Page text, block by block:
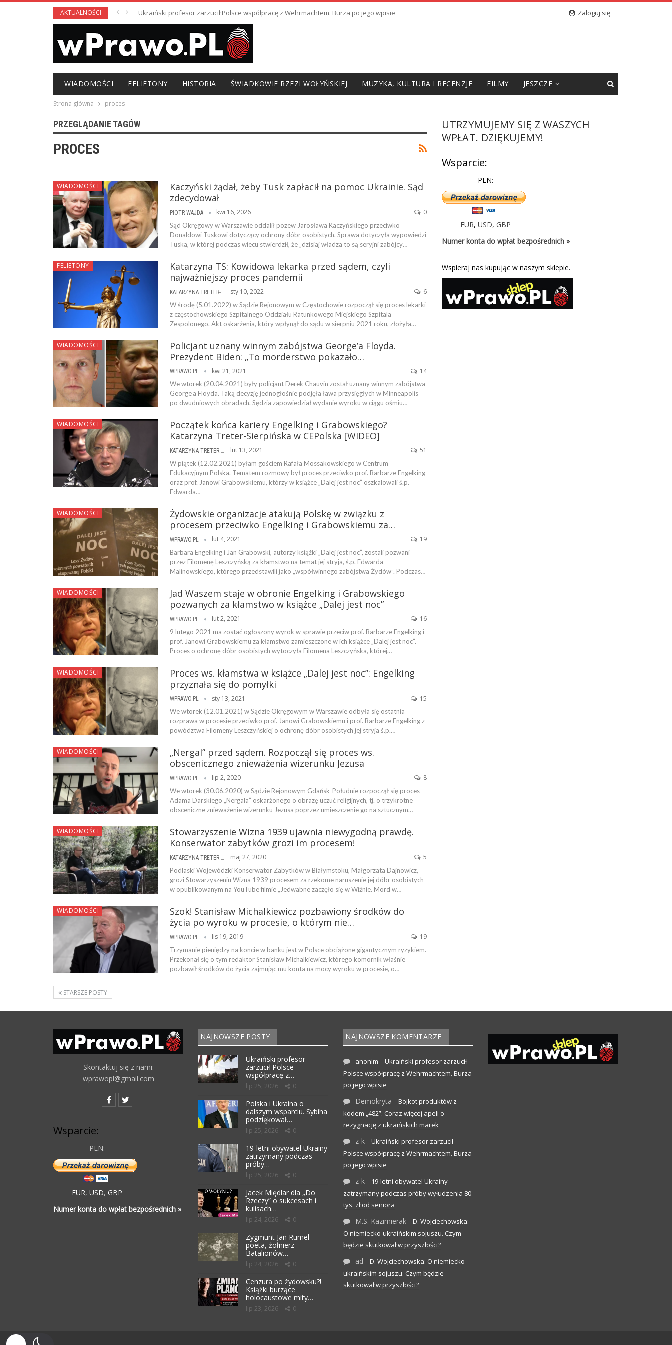
AKTUALNOŚCI Ukraiński profesor zarzucił Polsce współpracę z Wehrmachtem. Burza po jego wpisie Zaloguj się
WIADOMOŚCI FELIETONY HISTORIA ŚWIADKOWIE RZEZI WOŁYŃSKIEJ MUZYKA, KULTURA I RECENZJE FILMY JESZCZE
Strona główna proces
PRZEGLĄDANIE TAGÓW
PROCES
WIADOMOŚCI
Kaczyński żądał, żeby Tusk zapłacił na pomoc Ukrainie. Sąd
zdecydował
PIOTR WAJDA kwi 16, 2026 0
Sąd Okręgowy w Warszawie oddalił pozew Jarosława Kaczyńskiego przeciwko
Donaldowi Tuskowi dotyczący ochrony dóbr osobistych. Sprawa dotyczyła wypowiedzi
Tuska, w której podczas wiecu stwierdził, że „dzisiaj władza to są seryjni zabójcy…
FELIETONY
Katarzyna TS: Kowidowa lekarka przed sądem, czyli
najważniejszy proces pandemii
sty 10, 2022 6
W środę (5.01.2022) w Sądzie Rejonowym w Częstochowie rozpoczął się proces lekarki
z częstochowskiego Szpitalnego Oddziału Ratunkowego Miejskiego Szpitala
Zespolonego. Akt oskarżenia, który wpłynął do sądu w sierpniu 2021 roku, złożyła…
WIADOMOŚCI
Policjant uznany winnym zabójstwa George’a Floyda.
Prezydent Biden: „To morderstwo pokazało…
WPRAWO.PL kwi 21, 2021 14
We wtorek (20.04.2021) były policjant Derek Chauvin został uznany winnym zabójstwa
George’a Floyda. Taką decyzję jednogłośnie podjęła ława przysięgłych w Minneapolis
po dwudniowych obradach. Sędzia zapowiedział wydanie wyroku w ciągu ośmiu…
WIADOMOŚCI
Początek końca kariery Engelking i Grabowskiego?
Katarzyna Treter-Sierpińska w CEPolska [WIDEO]
KATARZYNA TRETER-SIERPIŃSKA lut 13, 2021 51
W piątek (12.02.2021) byłam gościem Rafała Mossakowskiego w Centrum
Edukacyjnym Polska. Tematem rozmowy był proces przeciwko prof. Barbarze Engelking
oraz prof. Janowi Grabowskiemu, którzy w książce „Dalej jest noc” oszkalowali ś.p.
Edwarda…
WIADOMOŚCI
Żydowskie organizacje atakują Polskę w związku z
procesem przeciwko Engelking i Grabowskiemu za…
WPRAWO.PL lut 4, 2021 19
Barbara Engelking i Jan Grabowski, autorzy książki „Dalej jest noc”, zostali pozwani
przez Filomenę Leszczyńską za kłamstwo na temat jej stryja, ś.p. Edwarda
Malinowskiego, którego przedstawili jako „współwinnego zabójstwa Żydów”. Podczas…
WIADOMOŚCI
Jad Waszem staje w obronie Engelking i Grabowskiego
pozwanych za kłamstwo w książce „Dalej jest noc”
WPRAWO.PL lut 2, 2021 16
9 lutego 2021 ma zostać ogłoszony wyrok w sprawie przeciw prof. Barbarze Engelking i
prof. Janowi Grabowskiemu za kłamstwo zamieszczone w ich książce „Dalej jest noc”.
Proces o ochronę dóbr osobistych wytoczyła Filomena Leszczyńska, której…
WIADOMOŚCI
Proces ws. kłamstwa w książce „Dalej jest noc”: Engelking
przyznała się do pomyłki
WPRAWO.PL sty 13, 2021 15
We wtorek (12.01.2021) w Sądzie Okręgowym w Warszawie odbyła się ostatnia
rozprawa w procesie przeciwko prof. Janowi Grabowskiemu i prof. Barbarze Engelking z
powództwa Filomeny Leszczyńskiej o ochronę dóbr osobistych jej stryja ś.p.…
WIADOMOŚCI
„Nergal” przed sądem. Rozpoczął się proces ws.
obscenicznego znieważenia wizerunku Jezusa
WPRAWO.PL lip 2, 2020 8
We wtorek (30.06.2020) w Sądzie Rejonowym Gdańsk-Południe rozpoczął się proces
Adama Darskiego „Nergala” oskarżonego o obrazę uczuć religijnych, tj. o trzykrotne
obsceniczne znieważenie wizerunku Jezusa poprzez umieszczenie go na sztucznym…
WIADOMOŚCI
Stowarzyszenie Wizna 1939 ujawnia niewygodną prawdę.
Konserwator zabytków grozi im procesem!
KATARZYNA TRETER-SIERPIŃSKA maj 27, 2020 5
Podlaski Wojewódzki Konserwator Zabytków w Białymstoku, Małgorzata Dajnowicz,
grozi Stowarzyszeniu Wizna 1939 procesem za rzekome naruszenie jej dóbr osobistych
w opublikowanym na YouTube filmie „Jedwabne zaczęło się w Wiźnie. Mord w…
WIADOMOŚCI
Szok! Stanisław Michalkiewicz pozbawiony środków do
życia po wyroku w procesie, o którym nie…
WPRAWO.PL lis 19, 2019 19
Trzymanie pieniędzy na koncie w banku jest w Polsce obciążone gigantycznym ryzykiem.
Przekonał się o tym redaktor Stanisław Michalkiewicz, którego komornik właśnie
pozbawił środków do życia zajmując mu konta na mocy wyroku w procesie, o…
STARSZE POSTY
UTRZYMUJEMY SIĘ Z WASZYCH
WPŁAT. DZIĘKUJEMY!
Wsparcie:
PLN:
EUR,USD,GBP
Numer konta do wpłat bezpośrednich »
Wspieraj nas kupując w naszym sklepie.
Skontaktuj się z nami:
wprawopl@gmail.com
Wsparcie:
PLN:
EUR, USD, GBP
Numer konta do wpłat bezpośrednich »
NAJNOWSZE POSTY
Ukraiński profesor
zarzucił Polsce
współpracę z…
lip 25, 2026 0
Polska i Ukraina o
dalszym wsparciu. Sybiha
podziękował…
lip 25, 2026 0
19-letni obywatel Ukrainy
zatrzymany podczas
próby…
lip 25, 2026 0
Jacek Międlar dla „Do
Rzeczy” o sukcesach i
kulisach…
lip 24, 2026 0
Zygmunt Jan Rumel –
poeta, żołnierz
Batalionów…
lip 24, 2026 0
Cenzura po żydowsku?!
Książki burzące
holocaustowe mity…
lip 23, 2026 0
NAJNOWSZE KOMENTARZE
anonim - Ukraiński profesor zarzucił
Polsce współpracę z Wehrmachtem. Burza
po jego wpisie
Demokryta - Bojkot produktów z
kodem „482”. Coraz więcej apeli o
rezygnację z ukraińskich marek
z-k - Ukraiński profesor zarzucił
Polsce współpracę z Wehrmachtem. Burza
po jego wpisie
z-k - 19-letni obywatel Ukrainy
zatrzymany podczas próby wyłudzenia 80
tys. zł od seniora
M.S. Kazimierak - D. Wojciechowska:
O niemiecko-ukraińskim sojuszu. Czym
będzie skutkował w przyszłości?
ad - D. Wojciechowska: O niemiecko-
ukraińskim sojuszu. Czym będzie
skutkował w przyszłości?